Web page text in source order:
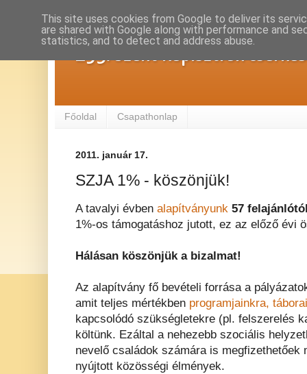
293. Szent Kapisztrán
Főoldal Csapathonlap
2011. január 17.
SZJA 1% - köszönjük!
A tavalyi évben alapítványunk 57
1%-os támogatáshoz jutott, ez az előző évi
Hálásan köszönjük a bizalmat!
Az alapítvány fő bevételi forrása a
amit teljes mértékben programjainkra,
kapcsolódó szükségletekre (pl. felszerelés
költünk. Ezáltal a nehezebb szociális
nevelő családok számára is megfizethetőek
nyújtott közösségi élmények.
This site uses cookies from Google to deliver its
are shared with Google along with performance and
statistics, and to detect and address abuse.